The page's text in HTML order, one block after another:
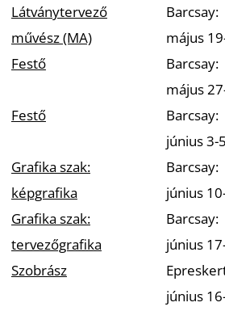
Látványtervező
művész (MA)
Barcsay:
május
Festő
Barcsay:
május
Festő
Barcsay:
június 3-
Grafika szak:
képgrafika
Barcsay:
június
Grafika szak:
tervezőgrafika
Barcsay:
június
Szobrász
június